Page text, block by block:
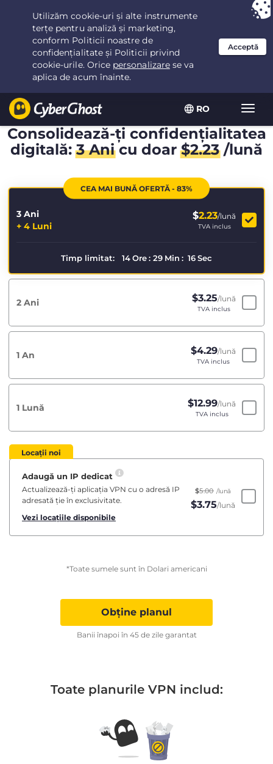
RO
Ai ales:Cea mai bună ofertăpentru 3.3333333333333ani la $
/lună
Consolidează-ți confidențialitatea
digitală:3 Anicu doar$2.23/lună
CEA MAI BUNĂ OFERTĂ - 83%
3 Ani
+ 4 Luni
$2.23/lună
TVA inclus
Timp limitat: 14Ore: 29 Min : 16Sec
2 Ani $3.25/lună
TVA inclus
1 An $4.29/lună
TVA inclus
1 Lună $12.99/lună
TVA inclus
Locații noi
Adaugă un IP dedicat
Actualizează-ți aplicația VPN cu o adresă IP
adresată ție în exclusivitate.
Vezi locațiile disponibile
$5.00 /lună
$3.75/lună
*Toate sumele sunt în Dolari americani
Obține planul
Banii înapoi în 45 de zile garantat
Toate planurile VPN includ: